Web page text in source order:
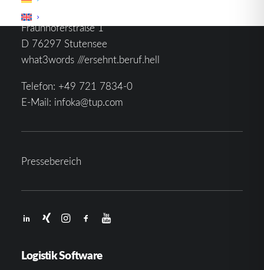
TUP GmbH & Co. KG
Fraunhoferstraße 1
D 76297 Stutensee
what3words ///ersehnt.beruf.hell
Telefon: +49 721 7834-0
E-Mail: infoka@tup.com
Pressebereich
Logistik Software